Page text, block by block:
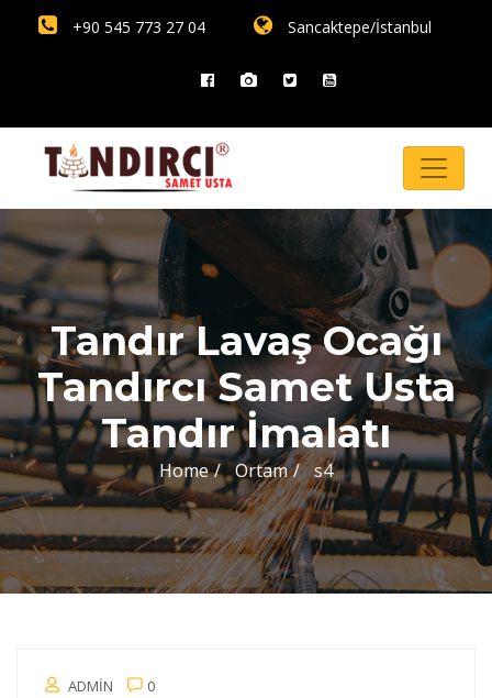
+90 545 773 27 04 Sancaktepe/İstanbul
Tandır Lavaş Ocağı
Tandırcı Samet Usta
Tandır İmalatı
Home Ortam s4
ADMIN 0